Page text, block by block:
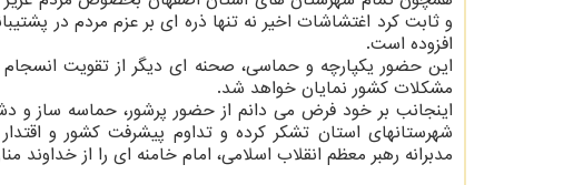
و ثابت کرد اغتشاشات اخیر نه تنها ذره ای بر عزم مردم در
افزوده است.
این حضور یکپارچه و حماسی، صحنه ای دیگر از تقویت
مشکلات کشور نمایان خواهد شد.
️اینجانب بر خود فرض می دانم از حضور پرشور، حماسه ساز و
شهرستانهای استان تشکر کرده و تداوم پیشرفت کشور و
مدبرانه رهبر معظم انقلاب اسلامی، امام خامنه ای را از خداوند